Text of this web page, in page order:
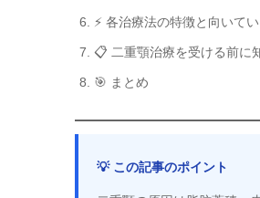
⚡ 各治療法の特徴と向いて
📋 二重顎治療を受ける前に
🎯 まとめ
💡 この記事のポイント